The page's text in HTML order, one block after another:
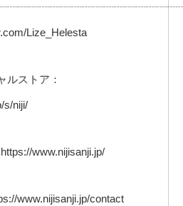
Lize_Helesta
ルストア：
s/niji/
www.nijisanji.jp/
www.nijisanji.jp/contact